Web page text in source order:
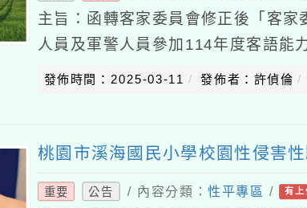
主旨：函轉客家委員會修正後「客
人員及軍警人員參加114年度客語能
轉知所屬（轄）機關學校（含幼兒園
發佈時間：2025-03-11 發佈者：許偵倫
桃園市溪海國民小學校園性侵害
重要 公告 / 內容分類：性平專區 / 有上